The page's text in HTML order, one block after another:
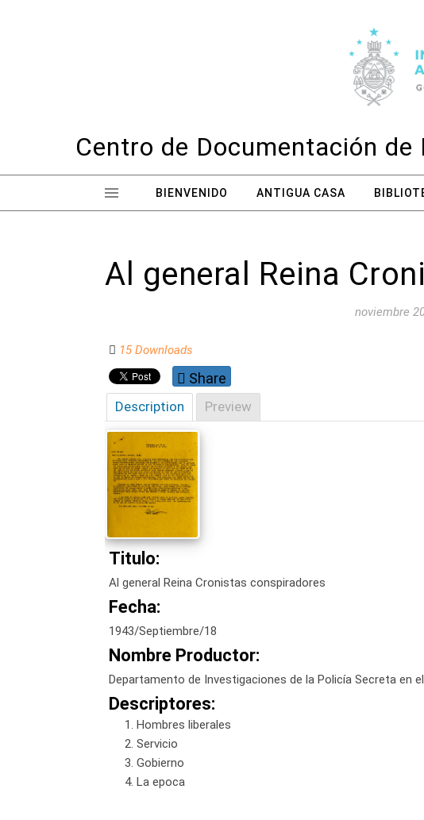
Centro de Documentación
BIENVENIDO ANTIGUA CASA
Al general Reina
noviembre
15 Downloads
Share
Description Preview
Titulo:
Al general Reina Cronistas conspiradores
Fecha:
1943/Septiembre/18
Nombre Productor:
Departamento de Investigaciones de la Policía Secreta en
Descriptores:
Hombres liberales
Servicio
Gobierno
La epoca